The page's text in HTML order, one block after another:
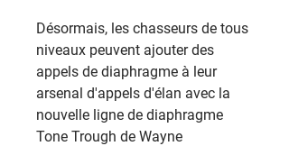
Désormais, les chasseurs de tous
niveaux peuvent ajouter des
appels de diaphragme à leur
arsenal d'appels d'élan avec la
nouvelle ligne de diaphragme
Tone Trough de Wayne